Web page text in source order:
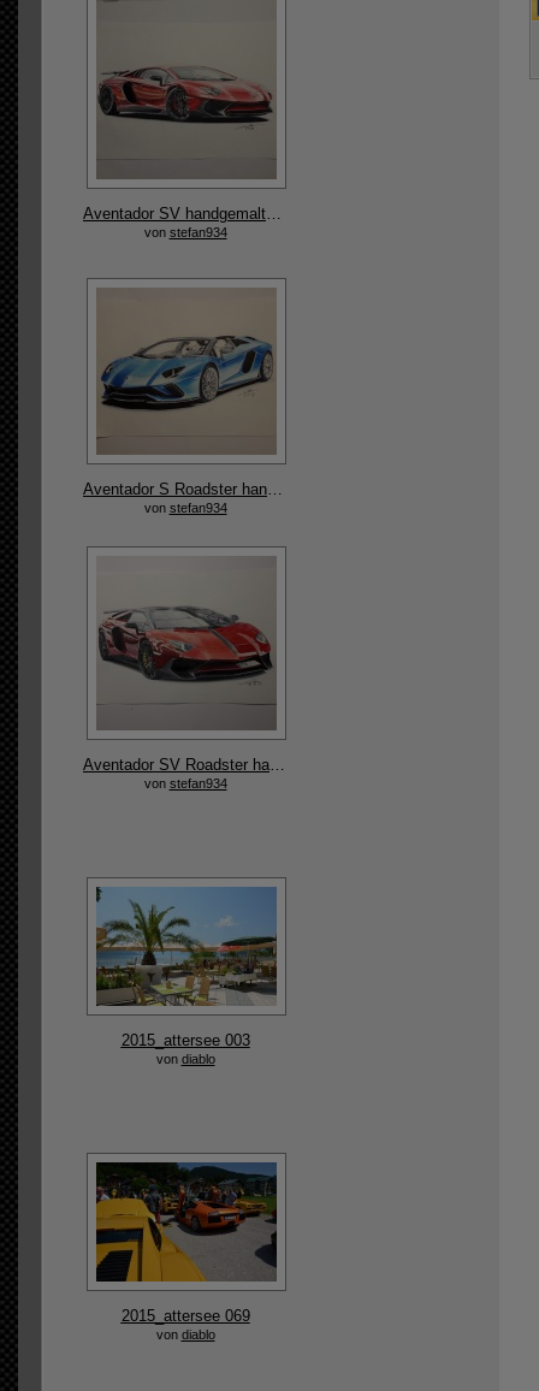
Aventador SV handgemalte Originalzeichnung
von stefan934
Aventador S Roadster handgemalte Originalzeichnung
von stefan934
Aventador SV Roadster handgemalte Originalzeichnung
von stefan934
2015_attersee 003
von diablo
2015_attersee 069
von diablo